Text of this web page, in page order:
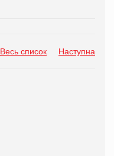
Весь список Наступна